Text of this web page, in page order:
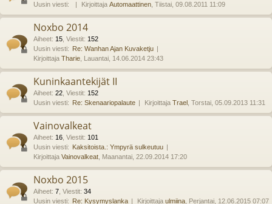
Uusin viesti:
Kirjoittaja Automaattinen , Tiistai, 09.08.2011 11:09
Noxbo 2014
Aiheet: 15 Viestit: 152
Uusin viesti: Re: Wanhan Ajan Kuvaketju
Kirjoittaja Tharie , Lauantai, 14.06.2014 23:43
Kuninkaantekijät II
Aiheet: 22 Viestit: 152
Uusin viesti: Re: Skenaariopalaute Kirjoittaja Trael , Torstai, 05.09.2013 11:31
Vainovalkeat
Aiheet: 16 Viestit: 101
Uusin viesti: Kaksitoista.: Ympyrä sulkeutuu
Kirjoittaja Vainovalkeat , Maanantai, 22.09.2014 17:20
Noxbo 2015
Aiheet: 7 Viestit: 34
Uusin viesti: Re: Kysymyslanka Kirjoittaja ulmiina , Perjantai, 12.06.2015 07:07